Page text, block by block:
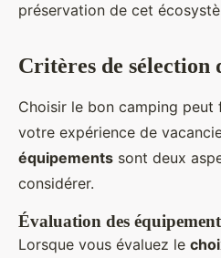
préservation de cet
Critères de sélection
Choisir le bon camping
votre expérience de
équipements sont deux
considérer.
Évaluation des
Lorsque vous évaluez le